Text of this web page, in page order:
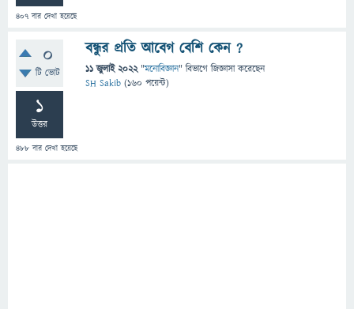
407 বার দেখা হয়েছে
0
টি ভোট
1
উত্তর
488 বার দেখা হয়েছে
বন্ধুর প্রতি আবেগ বেশি কেন ?
11 জুলাই 2022 "মনোবিজ্ঞান" বিভাগে জিজ্ঞাসাকরেছেন
SH Sakib (160 পয়েন্ট)